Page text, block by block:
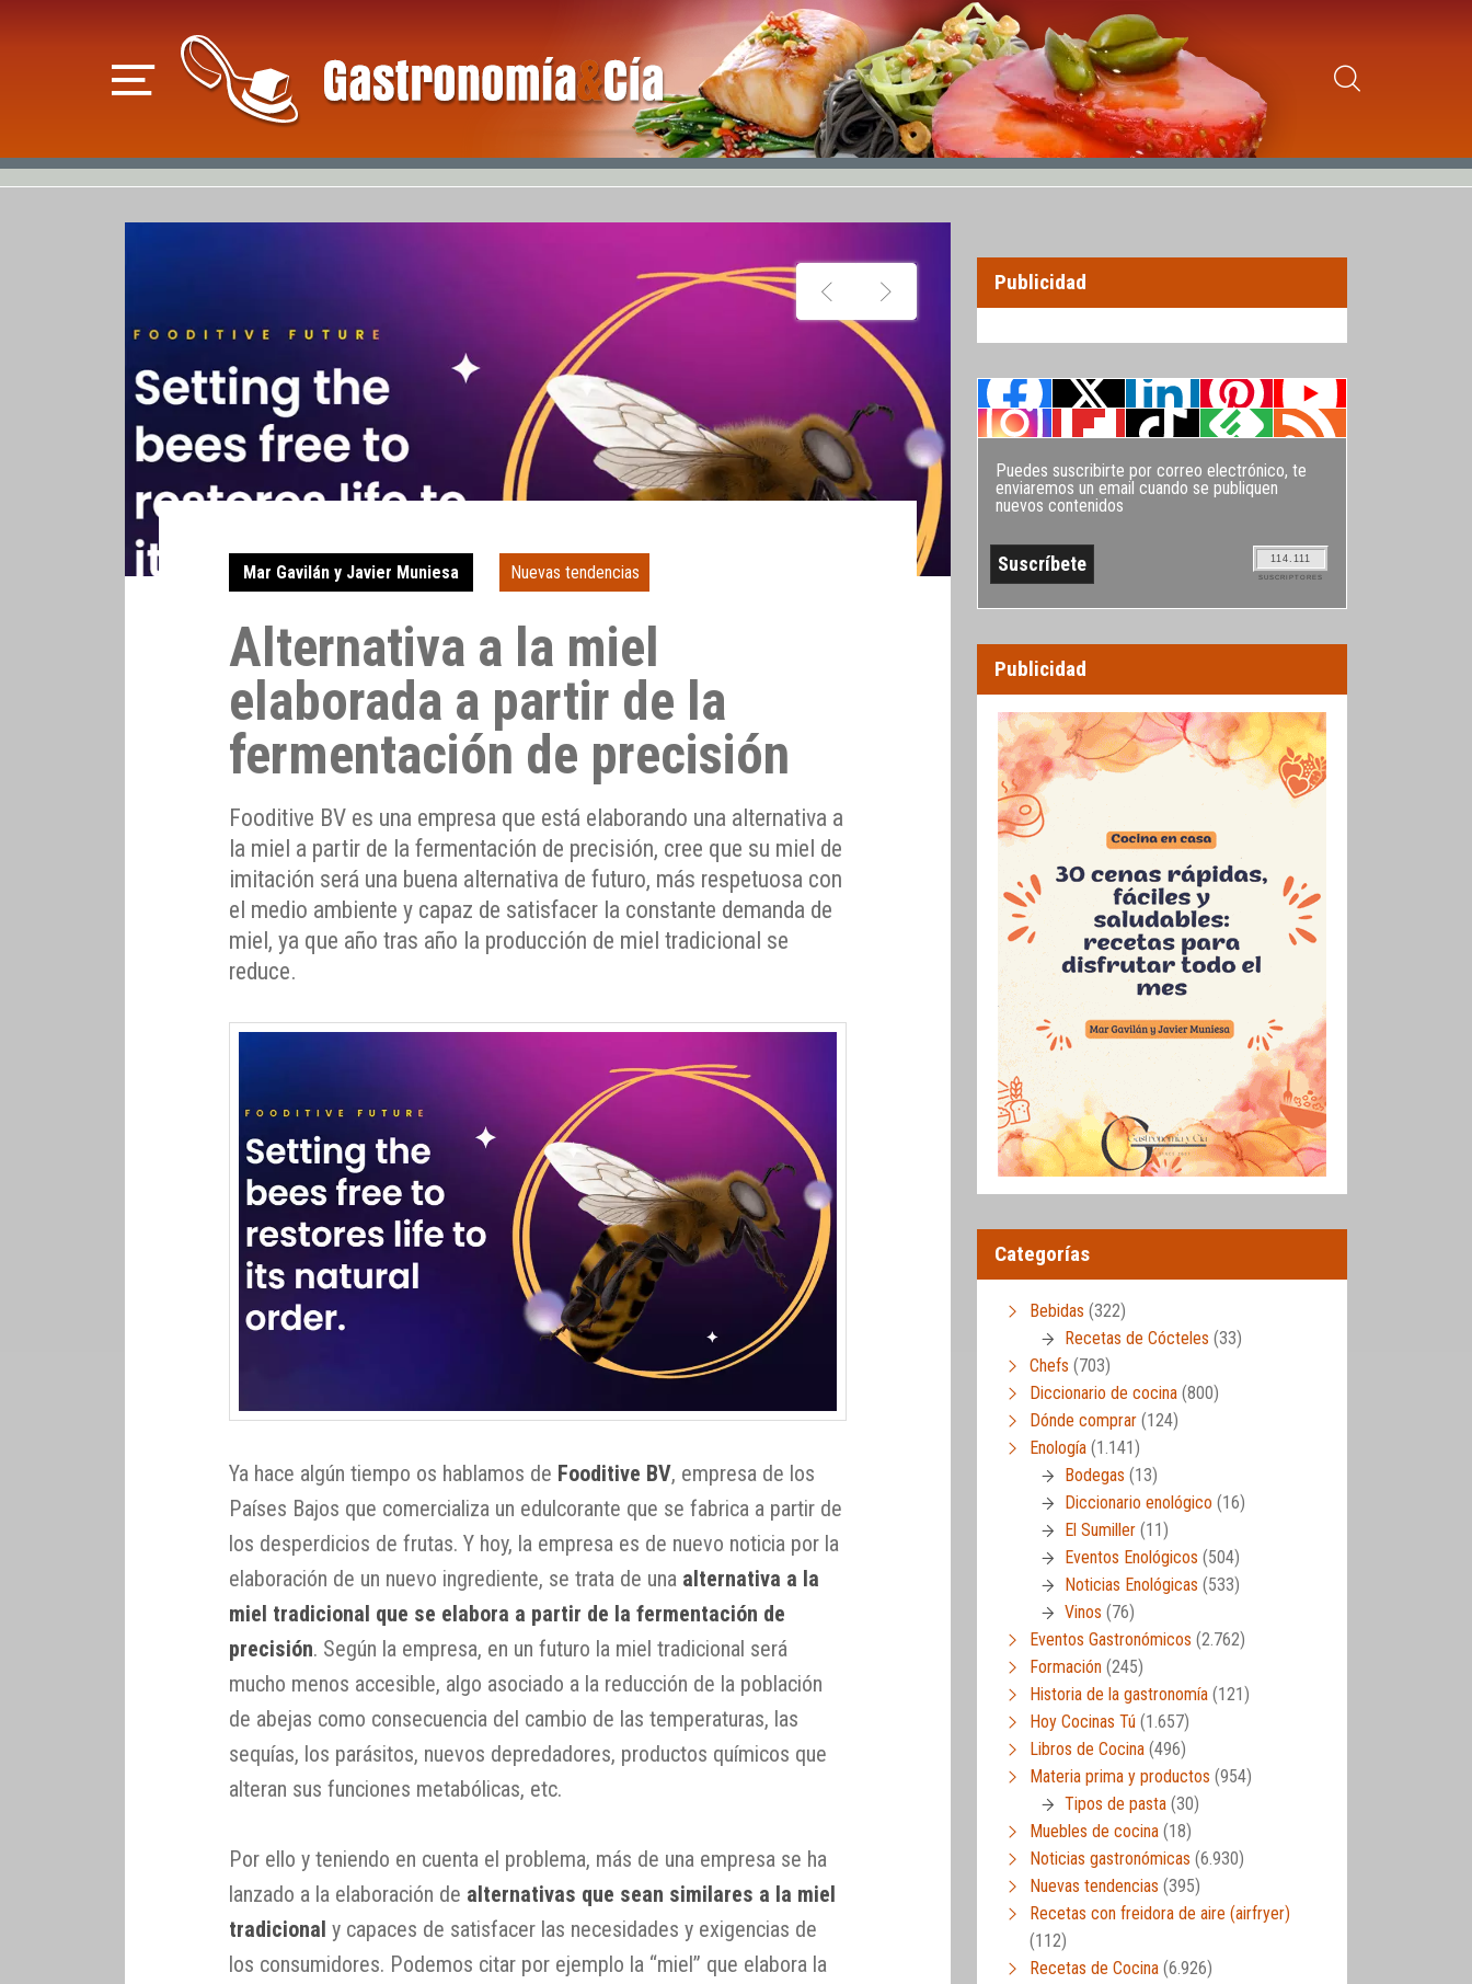
Mar Gavilán y Javier Muniesa Nuevas tendencias
Alternativa a la miel
elaborada a partir de la
fermentación de precisión
Fooditive BV es una empresa que está elaborando una alternativa a
la miel a partir de la fermentación de precisión, cree que su miel de
imitación será una buena alternativa de futuro, más respetuosa con
el medio ambiente y capaz de satisfacer la constante demanda de
miel, ya que año tras año la producción de miel tradicional se
reduce.
Ya hace algún tiempo os hablamos de Fooditive BV, empresa de los
Países Bajos que comercializa un edulcorante que se fabrica a partir de
los desperdicios de frutas. Y hoy, la empresa es de nuevo noticia por la
elaboración de un nuevo ingrediente, se trata de una alternativa a la
miel tradicional que se elabora a partir de la fermentación de
precisión. Según la empresa, en un futuro la miel tradicional será
mucho menos accesible, algo asociado a la reducción de la población
de abejas como consecuencia del cambio de las temperaturas, las
sequías, los parásitos, nuevos depredadores, productos químicos que
alteran sus funciones metabólicas, etc.
Por ello y teniendo en cuenta el problema, más de una empresa se ha
lanzado a la elaboración de alternativas que sean similares a la miel
tradicional y capaces de satisfacer las necesidades y exigencias de
los consumidores. Podemos citar por ejemplo la “miel” que elabora la
Publicidad
Puedes suscribirte por correo electrónico, te
enviaremos un email cuando se publiquen
nuevos contenidos
114.111
SUSCRIPTORES
Publicidad
Categorías
Bebidas (322)
Recetas de Cócteles (33)
Chefs (703)
Diccionario de cocina (800)
Dónde comprar (124)
Enología (1.141)
Bodegas (13)
Diccionario enológico (16)
El Sumiller (11)
Eventos Enológicos (504)
Noticias Enológicas (533)
Vinos (76)
Eventos Gastronómicos (2.762)
Formación (245)
Historia de la gastronomía (121)
Hoy Cocinas Tú (1.657)
Libros de Cocina (496)
Materia prima y productos (954)
Tipos de pasta (30)
Muebles de cocina (18)
Noticias gastronómicas (6.930)
Nuevas tendencias (395)
Recetas con freidora de aire (airfryer)
(112)
Recetas de Cocina (6.926)